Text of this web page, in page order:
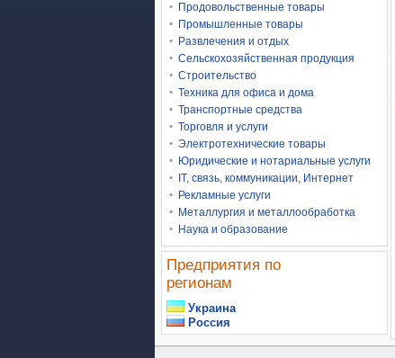
Продовольственные товары
Промышленные товары
Развлечения и отдых
Сельскохозяйственная продукция
Строительство
Техника для офиса и дома
Транспортные средства
Торговля и услуги
Электротехнические товары
Юридические и нотариальные услуги
IT, связь, коммуникации, Интернет
Рекламные услуги
Металлургия и металлообработка
Наука и образование
Предприятия по
регионам
Украина
Россия